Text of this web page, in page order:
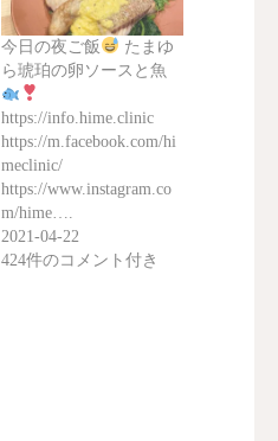
今日の夜ご飯
たまゆ
ら琥珀の卵ソースと魚
https://info.hime.clinic
https://m.facebook.com/hi
meclinic/
https://www.instagram.co
m/hime….
2021-04-22
424件のコメント付き